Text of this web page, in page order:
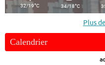
32/19°C 34/18°C
Plus
Calendrier